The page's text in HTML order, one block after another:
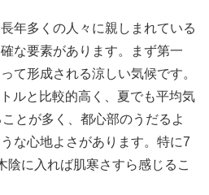
年多くの人々に親しまれている
な要素があります。まず第一
て形成される涼しい気候です。
ルと比較的高く、夏でも平均気
とが多く、都心部のうだるよ
な心地よさがあります。特に7
陰に入れば肌寒さすら感じるこ